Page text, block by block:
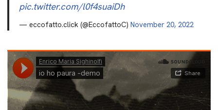
pic.twitter.com/l0f4suaiDh
— eccofatto.click (@EccofattoC) November 20, 2022